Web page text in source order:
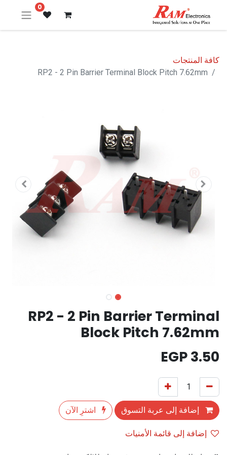
0
كافة المنتجات
RP2 - 2 Pin Barrier Terminal Block Pitch 7.62mm
RP2 - 2 Pin Barrier Terminal
Block Pitch 7.62mm
3.50
إضافة إلى عربة التسوق
اشترِ الآن
إضافة إلى قائمة الأمنيات